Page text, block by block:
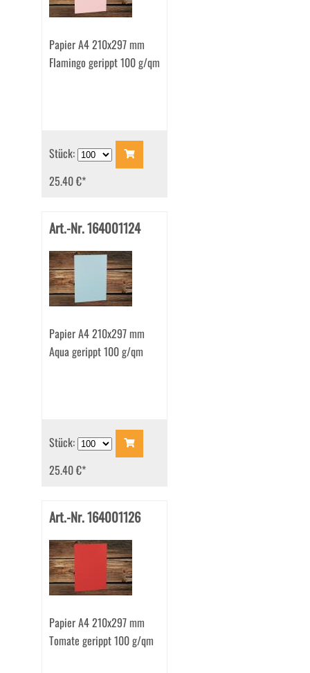
Papier A4 210x297 mm
Flamingo gerippt 100 g/qm
Stück:
25.40 €*
Art.-Nr. 164001124
Papier A4 210x297 mm
Aqua gerippt 100 g/qm
Stück:
25.40 €*
Art.-Nr. 164001126
Papier A4 210x297 mm
Tomate gerippt 100 g/qm